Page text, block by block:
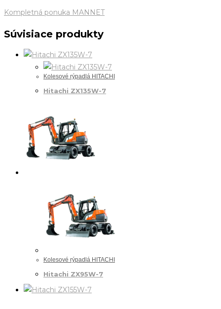
Kompletná ponuka MANNET
Súvisiace produkty
Kolesové rýpadlá HITACHI
Hitachi ZX135W-7
Kolesové rýpadlá HITACHI
Hitachi ZX95W-7